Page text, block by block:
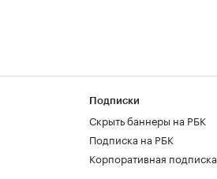
Подписки
Скрыть баннеры на РБК
Подписка на РБК
Корпоративная подписка